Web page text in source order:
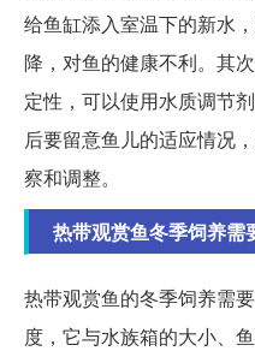
给鱼缸添入室温下的新水
降，对鱼的健康不利。其
定性，可以使用水质调节
后要留意鱼儿的适应情况
察和调整。
热带观赏鱼冬季饲养需
热带观赏鱼的冬季饲养需
度，它与水族箱的大小、